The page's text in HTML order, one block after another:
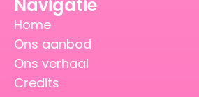
Navigatie
Home
Ons aanbod
Ons verhaal
Credits